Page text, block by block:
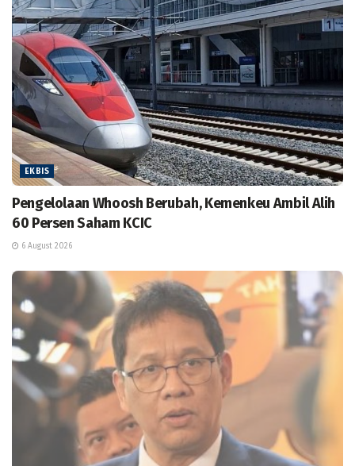
EKBIS
Pengelolaan Whoosh Berubah, Kemenkeu Ambil Alih
60 Persen Saham KCIC
6 August 2026